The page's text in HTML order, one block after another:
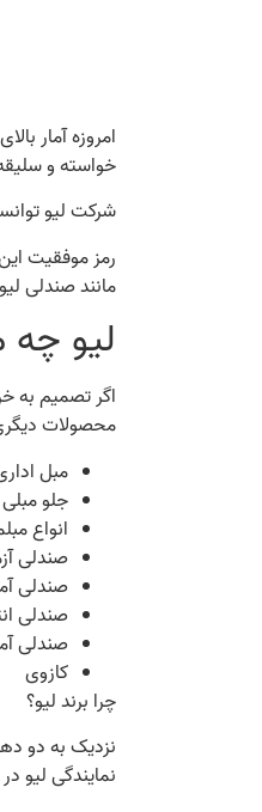
امروزه آمار
خواسته و
شرکت لیو توانسته است به یکی از 10 برند برتر در حوزه مبلمان اداری در
رمز موفقیت
مانند صندلی
لیو چه
اگر تصمیم به
محصولات
مبل
جلو
انواع
صندلی
صندلی
صندلی
صندلی
کازوی
چرا برند لیو؟
نزدیک به دو
نمایندگی لیو